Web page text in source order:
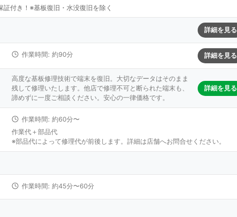
詳細を見る
作業時間: 約90分 詳細を見る
高度な基板修理技術で端末を復旧。大切なデータはそのまま
残して修理いたします。他店で修理不可と断られた端末も、
諦めずに一度ご相談ください。安心の一律価格です。
詳細を見る
作業時間: 約60分〜
作業代＋部品代
※部品代によって修理代が前後します。詳細は店舗へお問合せください。
作業時間: 約45分〜60分